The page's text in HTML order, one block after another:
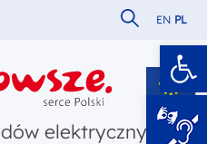
Szukaj w
EN PL
elektrycznych